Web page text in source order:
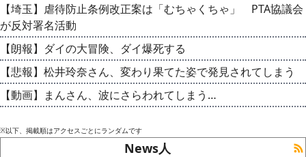
【埼玉】虐待防止条例改正案は「むちゃくちゃ」 PTA協議会
が反対署名活動
【朗報】ダイの大冒険、ダイ爆死する
【悲報】松井玲奈さん、変わり果てた姿で発見されてしまう
【動画】まんさん、波にさらわれてしまう…
※以下、掲載順はアクセスごとにランダムです
News人